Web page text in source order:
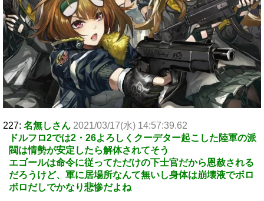
227: 名無しさん 2021/03/17(水) 14:57:39.62
ドルフロ2では2・26よろしくクーデター起こした陸軍の派
閥は情勢が安定したら解体されてそう
エゴールは命令に従ってただけの下士官だから恩赦される
だろうけど、軍に居場所なんて無いし身体は崩壊液でボロ
ボロだしでかなり悲惨だよね